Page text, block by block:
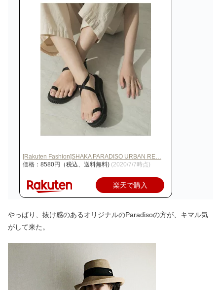
[Rakuten Fashion]SHAKA PARADISO URBAN RE…
価格：8580円（税込、送料無料) (2020/7/7時点)
楽天で購入
やっぱり、抜け感のあるオリジナルのParadisoの方が、キマル気
がして来た。